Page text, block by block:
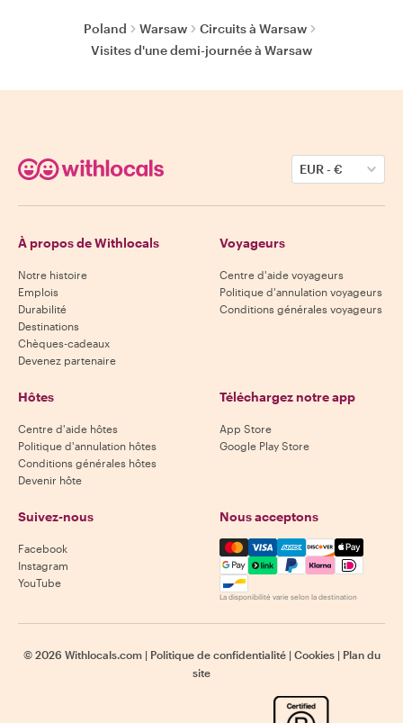
Poland Warsaw
Circuits à Warsaw
Visites d'une demi-journée à Warsaw
EUR-€
À propos de Withlocals
Notre histoire
Emplois
Durabilité
Destinations
Chèques-cadeaux
Devenez partenaire
Voyageurs
Centre d'aide voyageurs
Politique d'annulation voyageurs
Conditions générales voyageurs
Hôtes
Centre d'aide hôtes
Politique d'annulation hôtes
Conditions générales hôtes
Devenir hôte
Téléchargez notre app
App Store
Google Play Store
Suivez-nous
Facebook
Instagram
YouTube
Nous acceptons
Mastercard, Visa, Amex,
La disponibilité varie selon la destination
© 2026 Withlocals.com | Politique de confidentialité | Cookies | Plan du
site